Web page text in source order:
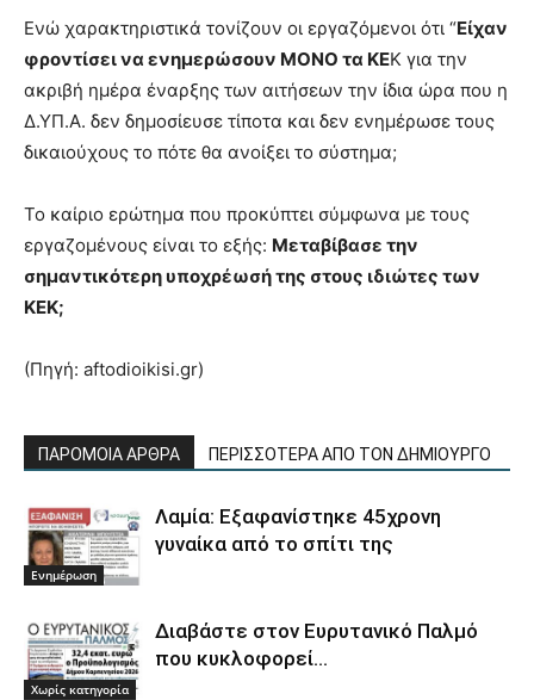
Ενώ χαρακτηριστικά τονίζουν οι εργαζόμενοι ότι “Είχαν
φροντίσει να ενημερώσουν ΜΟΝΟ τα ΚΕΚ για την
ακριβή ημέρα έναρξης των αιτήσεων την ίδια ώρα που η
Δ.ΥΠ.Α. δεν δημοσίευσε τίποτα και δεν ενημέρωσε τους
δικαιούχους το πότε θα ανοίξει το σύστημα;
Το καίριο ερώτημα που προκύπτει σύμφωνα με τους
εργαζομένους είναι το εξής: Μεταβίβασε την
σημαντικότερη υποχρέωσή της στους ιδιώτες των
ΚΕΚ;
(Πηγή: aftodioikisi.gr)
ΠΑΡΟΜΟΙΑ ΑΡΘΡΑ ΠΕΡΙΣΣΟΤΕΡΑ ΑΠΟ ΤΟΝ ΔΗΜΙΟΥΡΓΟ
Ενημέρωση
Λαμία: Εξαφανίστηκε 45χρονη
γυναίκα από το σπίτι της
Χωρίς κατηγορία
Διαβάστε στον Ευρυτανικό Παλμό
που κυκλοφορεί…